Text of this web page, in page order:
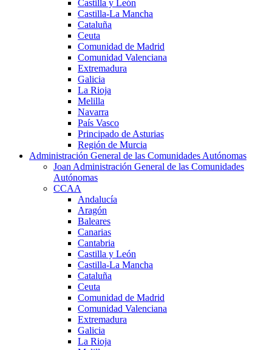
Castilla y León
Castilla-La Mancha
Cataluña
Ceuta
Comunidad de Madrid
Comunidad Valenciana
Extremadura
Galicia
La Rioja
Melilla
Navarra
País Vasco
Principado de Asturias
Región de Murcia
Administración General de las Comunidades Autónomas
Joan Administración General de las Comunidades
Autónomas
CCAA
Andalucía
Aragón
Baleares
Canarias
Cantabria
Castilla y León
Castilla-La Mancha
Cataluña
Ceuta
Comunidad de Madrid
Comunidad Valenciana
Extremadura
Galicia
La Rioja